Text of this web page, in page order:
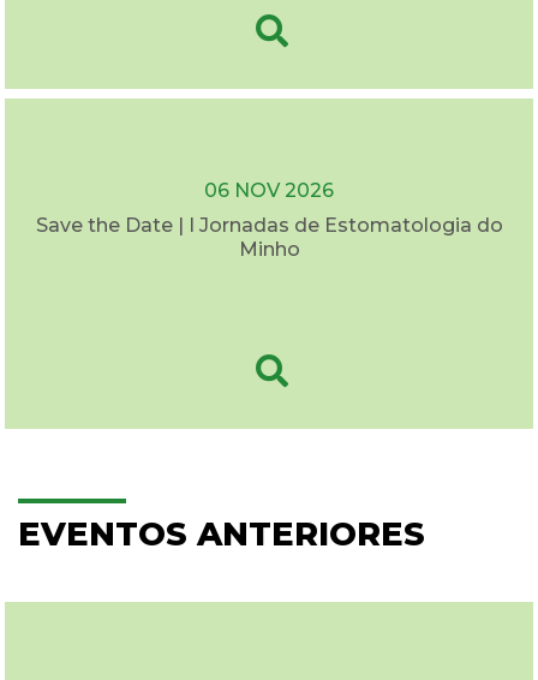
06 NOV 2026
Save the Date | I Jornadas de Estomatologia do
Minho
EVENTOS ANTERIORES